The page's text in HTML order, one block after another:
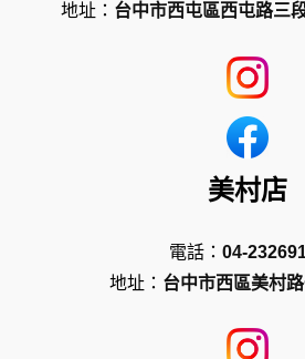
地址： 台中市西屯區西屯路三
美村店
電話： 04-
地址： 台中市西區美村